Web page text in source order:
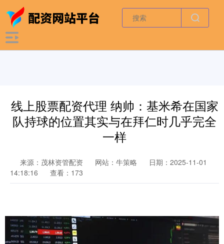
线上股票配资代理 纳帅：基米希在国家
队持球的位置其实与在拜仁时几乎完全
一样
来源：茂林资管配资 网站：牛策略
日期：2025-11-01
14:18:16
查看：173